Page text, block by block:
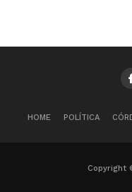
HOME POLÍTICA
Copyright